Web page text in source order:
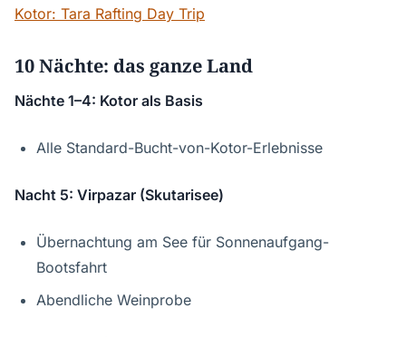
Kotor: Tara Rafting Day Trip
10 Nächte: das ganze Land
Nächte 1–4: Kotor als Basis
Alle Standard-Bucht-von-Kotor-Erlebnisse
Nacht 5: Virpazar (Skutarisee)
Übernachtung am See für Sonnenaufgang-
Bootsfahrt
Abendliche Weinprobe